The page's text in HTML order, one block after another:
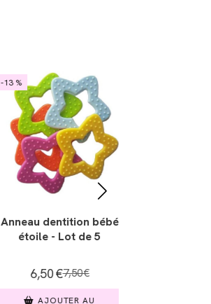
étoile - Rose fuchsia
AJOUTER AU
PANIER